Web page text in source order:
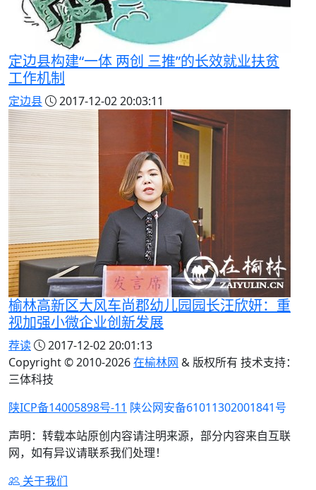
定边县构建“一体 两创 三推”的长效就业扶贫
工作机制
定边县 2017-12-02 20:03:11
榆林高新区大风车尚郡幼儿园园长汪欣妍：重
视加强小微企业创新发展
荐读
2017-12-02 20:01:13
Copyright © 2010-2026在榆林网 & 版权所有 技术支持：
三体科技
陕ICP备14005898号-11 陕公网安备61011302001841号
声明：转载本站原创内容请注明来源，部分内容来自互联
网，如有异议请联系我们处理！
关于我们